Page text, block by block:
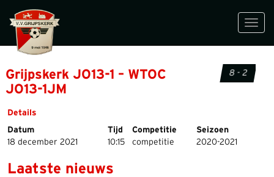
Grijpskerk JO13-1 – WTOC
JO13-1JM
8 - 2
Details
Datum
Tijd Competitie
Seizoen
18 december 2021
10:15 competitie 2020-2021
Laatste nieuws